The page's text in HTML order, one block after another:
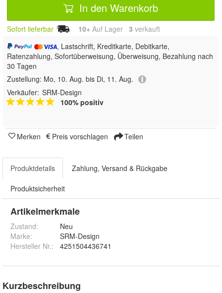
In den Warenkorb
Sofort lieferbar 10+ Auf Lager 3 verkauft
, Lastschrift, Kreditkarte, Debitkarte,
Ratenzahlung, Sofortüberweisung, Überweisung, Bezahlung nach
30 Tagen
Zustellung: Mo, 10. Aug. bis Di, 11. Aug.
Verkäufer: SRM-Design
100% positiv
Merken Preis vorschlagen Teilen
Produktdetails Zahlung, Versand & Rückgabe
Produktsicherheit
Artikelmerkmale
Zustand:
Neu
Marke:
SRM-Design
Hersteller Nr.:
4251504436741
Kurzbeschreibung